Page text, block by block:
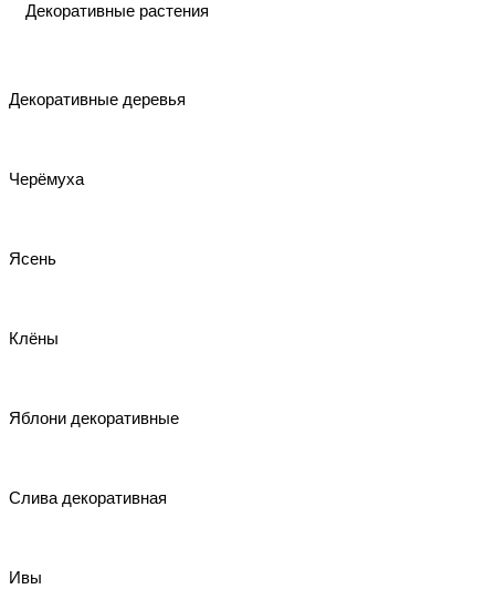
Декоративные растения
Декоративные деревья
Черёмуха
Ясень
Клёны
Яблони декоративные
Слива декоративная
Ивы